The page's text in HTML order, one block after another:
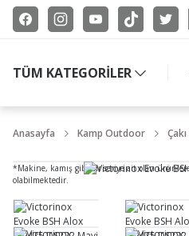
TÜM KATEGORİLER
Anasayfa Kamp Outdoor
*Makine, kamış gibi bir seriye ait olan
olabilmektedir.